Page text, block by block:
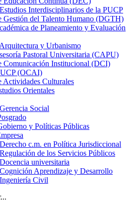
Interdisciplinarios de la PUCP
Gestión del Talento Humano (DGTH)
de Planeamiento y Evaluación
y Urbanismo
Pastoral Universitaria (CAPU)
Comunicación Institucional (DCI)
(OCAI)
Actividades Culturales
Orientales
Social
y Políticas Públicas
c.m. en Política Jurisdiccional
de los Servicios Públicos
universitaria
Aprendizaje y Desarrollo
Civil